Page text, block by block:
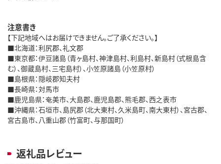
注意書き
【下記地域へはお届けできません。ご了承ください。】
■北海道：利尻郡、礼文郡
■東京都：伊豆諸島（青ヶ島村、神津島村、利島村、新島村（式根島含
む）、御蔵島村、三宅島村）、小笠原諸島（小笠原村）
■島根県：隠岐郡知夫村
■長崎県：対馬市
■鹿児島県：奄美市、大島郡、鹿児島郡、熊毛郡、西之表市
■沖縄県：石垣市、島尻郡（北大東村、久米島町、南大東村）、宮古郡、
宮古島市、八重山郡（竹富町、与那国町）
返礼品レビュー